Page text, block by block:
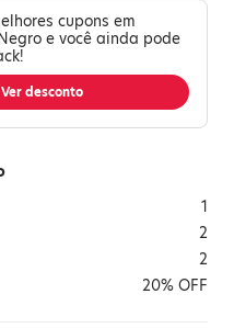
cupons em
e você ainda pode
Ver desconto
1
2
2
20% OFF